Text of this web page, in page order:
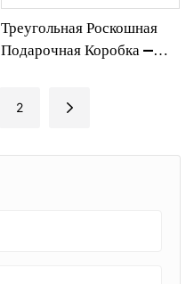
Треугольная Роскошная
Подарочная Коробка —
Вставкой — Упаковка
2